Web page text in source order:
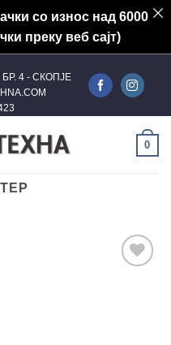
со износ над 6000
преку веб сајт)
4 - СКОПЈЕ
0